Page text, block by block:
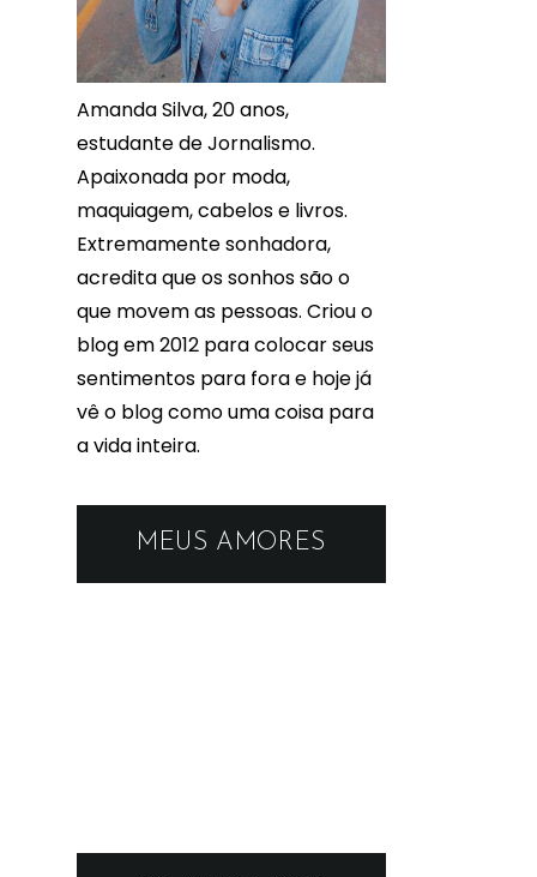
Amanda Silva, 20 anos,
estudante de Jornalismo.
Apaixonada por moda,
maquiagem, cabelos e livros.
Extremamente sonhadora,
acredita que os sonhos são o
que movem as pessoas. Criou o
blog em 2012 para colocar seus
sentimentos para fora e hoje já
vê o blog como uma coisa para
a vida inteira.
MEUS AMORES